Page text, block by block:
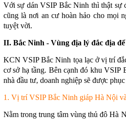
Với sự dán VSIP Bắc Ninh thì thật sự
cũng là nơi an cư hoàn hảo cho mọi
tuyệt vời.
II. Bắc Ninh - Vùng địa lý đắc địa
KCN VSIP Bắc Ninh tọa lạc ở vị trí
cơ sở hạ tầng. Bên cạnh đó khu
nhà đầu tư, doanh nghiệp sẽ được
1. Vị trí VSIP Bắc Ninh giáp Hà Nội
Nằm trong trung tâm vùng thủ đô Hà